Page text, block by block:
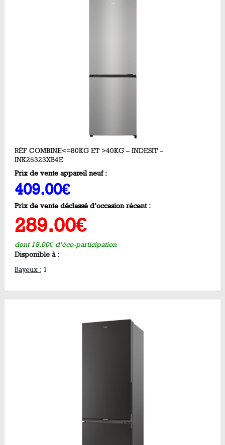
RÉF COMBINE<=80KG ET >40KG – INDESIT –
INK25323XB4E
Prix de vente appareil neuf :
409.00€
Prix de vente déclassé d’occasion récent :
289.00€
dont 18.00€ d’éco-participation
Disponible à :
Bayeux : 1